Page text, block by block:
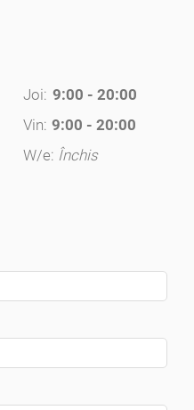
Joi: 9:00 - 20:00
Vin: 9:00 - 20:00
W/e: Închis